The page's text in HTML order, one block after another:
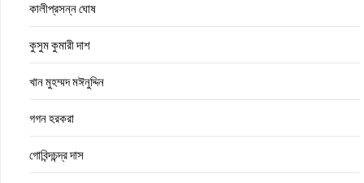
কালীপ্রসন্ন ঘোষ
কুসুম কুমারী দাশ
খান মুহম্মদ মঈনুদ্দিন
গগন হরকরা
গোবিন্দচন্দ্র দাস